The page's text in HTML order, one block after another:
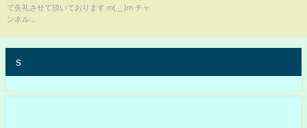
ャッキーチェン/おすすめ/酔拳/評
て失礼させて頂いております m(._.)m チャ
ンネル...
s